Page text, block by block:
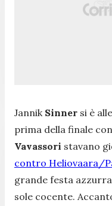
Jannik Sinner si è
prima della finale con
Vavassori stavano
contro Heliovaara/
grande festa
sole cocente.